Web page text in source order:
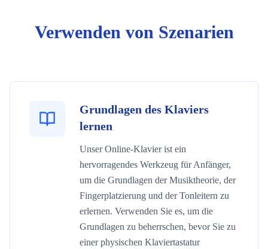
Verwenden von Szenarien
Grundlagen des Klaviers
lernen
Unser Online-Klavier ist ein
hervorragendes Werkzeug für Anfänger,
um die Grundlagen der Musiktheorie, der
Fingerplatzierung und der Tonleitern zu
erlernen. Verwenden Sie es, um die
Grundlagen zu beherrschen, bevor Sie zu
einer physischen Klaviertastatur